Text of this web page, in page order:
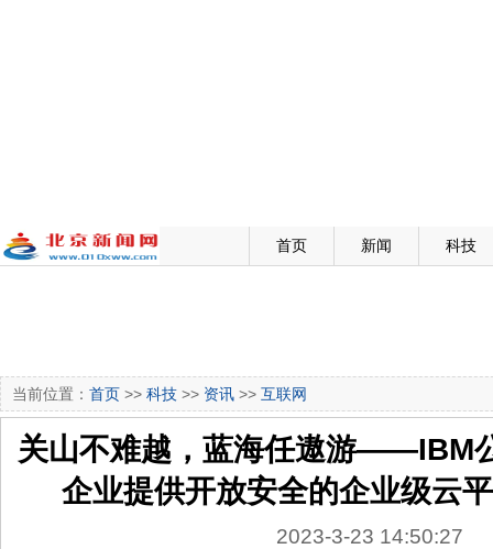
首页 新闻 科技
当前位置： 首页 >> 科技 >> 资讯 >> 互联网
关山不难越，蓝海任遨游——IBM
企业提供开放安全的企业级云
2023-3-23 14:50:27